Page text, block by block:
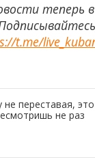
теперь
t.me/
не переставая,
не раз